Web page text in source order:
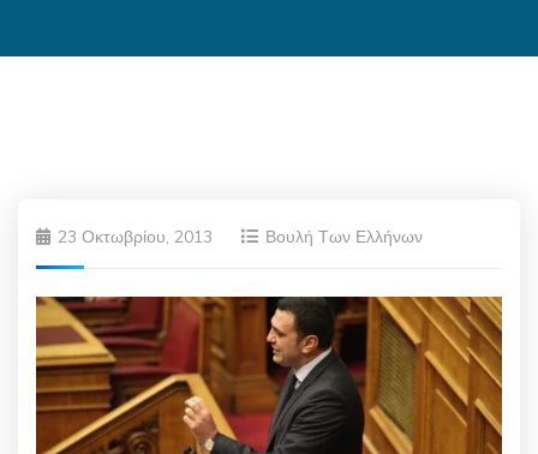
23 Οκτωβρίου, 2013 Βουλή Των Ελλήνων